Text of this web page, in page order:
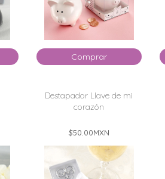
Comprar
Destapador Llave de mi
corazón
$50.00MXN